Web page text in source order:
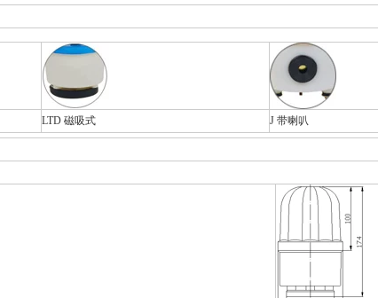
LTD 磁吸式 J 带喇叭